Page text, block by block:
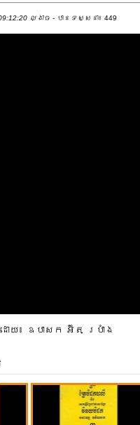
ល្ងាច - បានទស្សនា៖ 449
ដោយ៖ ឧបាសក អ៊ិត ប្រាំង